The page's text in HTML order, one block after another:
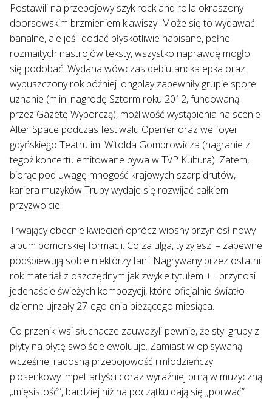
Postawili na przebojowy szyk rock and rolla okraszony
doorsowskim brzmieniem klawiszy. Może się to wydawać
banalne, ale jeśli dodać błyskotliwie napisane, pełne
rozmaitych nastrojów teksty, wszystko naprawdę mogło
się podobać. Wydana wówczas debiutancka epka oraz
wypuszczony rok później longplay zapewniły grupie spore
uznanie (m.in. nagrodę Sztorm roku 2012, fundowaną
przez Gazetę Wyborczą), możliwość wystąpienia na scenie
Alter Space podczas festiwalu Open’er oraz we foyer
gdyńskiego Teatru im. Witolda Gombrowicza (nagranie z
tegoż koncertu emitowane bywa w TVP Kultura). Zatem,
biorąc pod uwagę mnogość krajowych szarpidrutów,
kariera muzyków Trupy wydaje się rozwijać całkiem
przyzwoicie.
Trwający obecnie kwiecień oprócz wiosny przyniósł nowy
album pomorskiej formacji. Co za ulga, ty żyjesz! – zapewne
podśpiewują sobie niektórzy fani. Nagrywany przez ostatni
rok materiał z oszczędnym jak zwykle tytułem ++ przynosi
jedenaście świeżych kompozycji, które oficjalnie światło
dzienne ujrzały 27-ego dnia bieżącego miesiąca.
Co przenikliwsi słuchacze zauważyli pewnie, że styl grupy z
płyty na płytę swoiście ewoluuje. Zamiast w opisywaną
wcześniej radosną przebojowość i młodzieńczy
piosenkowy impet artyści coraz wyraźniej brną w muzyczną
„mięsistość”, bardziej niż na początku dają się „porwać”